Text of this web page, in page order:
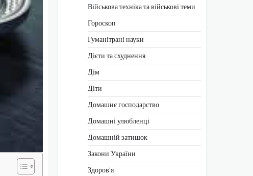
Військова техніка та військові теми
Гороскоп
Гуманітрані науки
Дієти та схуднення
Дім
Діти
Домашнє господарство
Домашні улюбленці
Домашній затишок
Закони України
Здоров'я